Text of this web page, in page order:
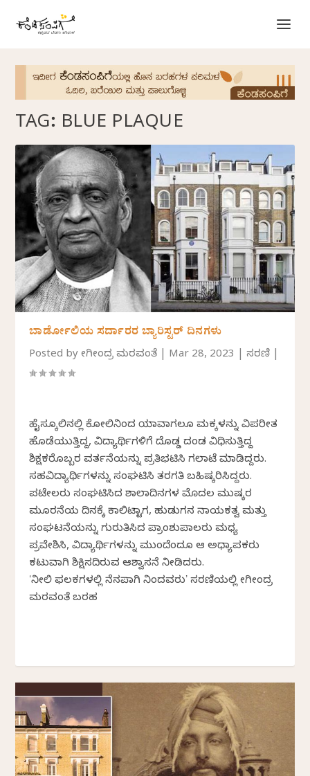
TAG: BLUE PLAQUE
ಬಾರ್ಡೋಲಿಯ ಸರ್ದಾರರ ಬ್ಯಾರಿಸ್ಟರ್ ದಿನಗಳು
Posted byಯೋಗೀಂದ್ರ ಮರವಂತೆ Mar 28, 2023 |ಸರಣಿ
ಹೈಸ್ಕೂಲಿನಲ್ಲಿ ಕೋಲಿನಿಂದ ಯಾವಾಗಲೂ ಮಕ್ಕಳನ್ನು ವಿಪರೀತ
ಹೊಡೆಯುತ್ತಿದ್ದ, ವಿದ್ಯಾರ್ಥಿಗಳಿಗೆ ದೊಡ್ಡ ದಂಡ ವಿಧಿಸುತ್ತಿದ್ದ
ಶಿಕ್ಷಕರೊಬ್ಬರ ವರ್ತನೆಯನ್ನು ಪ್ರತಿಭಟಿಸಿ ಗಲಾಟೆ ಮಾಡಿದ್ದರು.
ಸಹವಿದ್ಯಾರ್ಥಿಗಳನ್ನು ಸಂಘಟಿಸಿ ತರಗತಿ ಬಹಿಷ್ಕರಿಸಿದ್ದರು.
ಪಟೇಲರು ಸಂಘಟಿಸಿದ ಶಾಲಾದಿನಗಳ ಮೊದಲ ಮುಷ್ಕರ
ಮೂರನೆಯ ದಿನಕ್ಕೆ ಕಾಲಿಟ್ಟಾಗ, ಹುಡುಗನ ನಾಯಕತ್ವ ಮತ್ತು
ಸಂಘಟನೆಯನ್ನು ಗುರುತಿಸಿದ ಪ್ರಾಂಶುಪಾಲರು ಮಧ್ಯ
ಪ್ರವೇಶಿಸಿ, ವಿದ್ಯಾರ್ಥಿಗಳನ್ನು ಮುಂದೆಂದೂ ಆ ಅಧ್ಯಾಪಕರು
ಕಟುವಾಗಿ ಶಿಕ್ಷಿಸದಿರುವ ಆಶ್ವಾಸನೆ ನೀಡಿದರು.
ʻನೀಲಿ ಫಲಕಗಳಲ್ಲಿ ನೆನಪಾಗಿ ನಿಂದವರುʼ ಸರಣಿಯಲ್ಲಿ ಯೋಗೀಂದ್ರ
ಮರವಂತೆ ಬರಹ